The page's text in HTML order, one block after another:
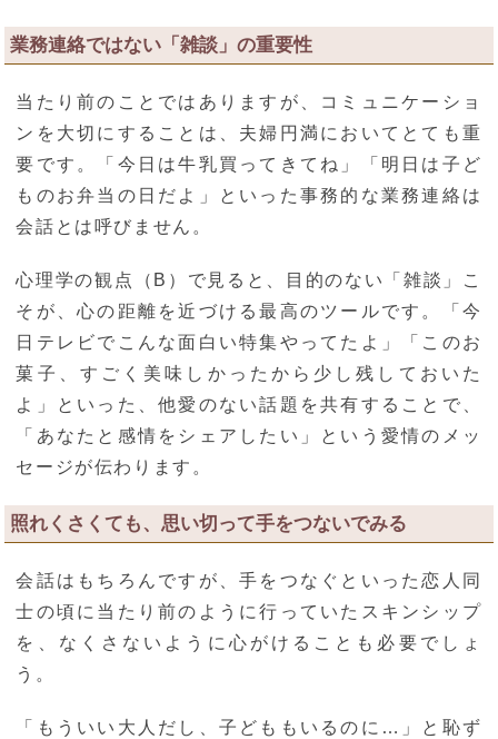
業務連絡ではない「雑談」の重要性
当たり前のことではありますが、コミュニケーショ
ンを大切にすることは、夫婦円満においてとても重
要です。「今日は牛乳買ってきてね」「明日は子ど
ものお弁当の日だよ」といった事務的な業務連絡は
会話とは呼びません。
心理学の観点（B）で見ると、目的のない「雑談」こ
そが、心の距離を近づける最高のツールです。「今
日テレビでこんな面白い特集やってたよ」「このお
菓子、すごく美味しかったから少し残しておいた
よ」といった、他愛のない話題を共有することで、
「あなたと感情をシェアしたい」という愛情のメッ
セージが伝わります。
照れくさくても、思い切って手をつないでみる
会話はもちろんですが、手をつなぐといった恋人同
士の頃に当たり前のように行っていたスキンシップ
を、なくさないように心がけることも必要でしょ
う。
「もういい大人だし、子どももいるのに…」と恥ず